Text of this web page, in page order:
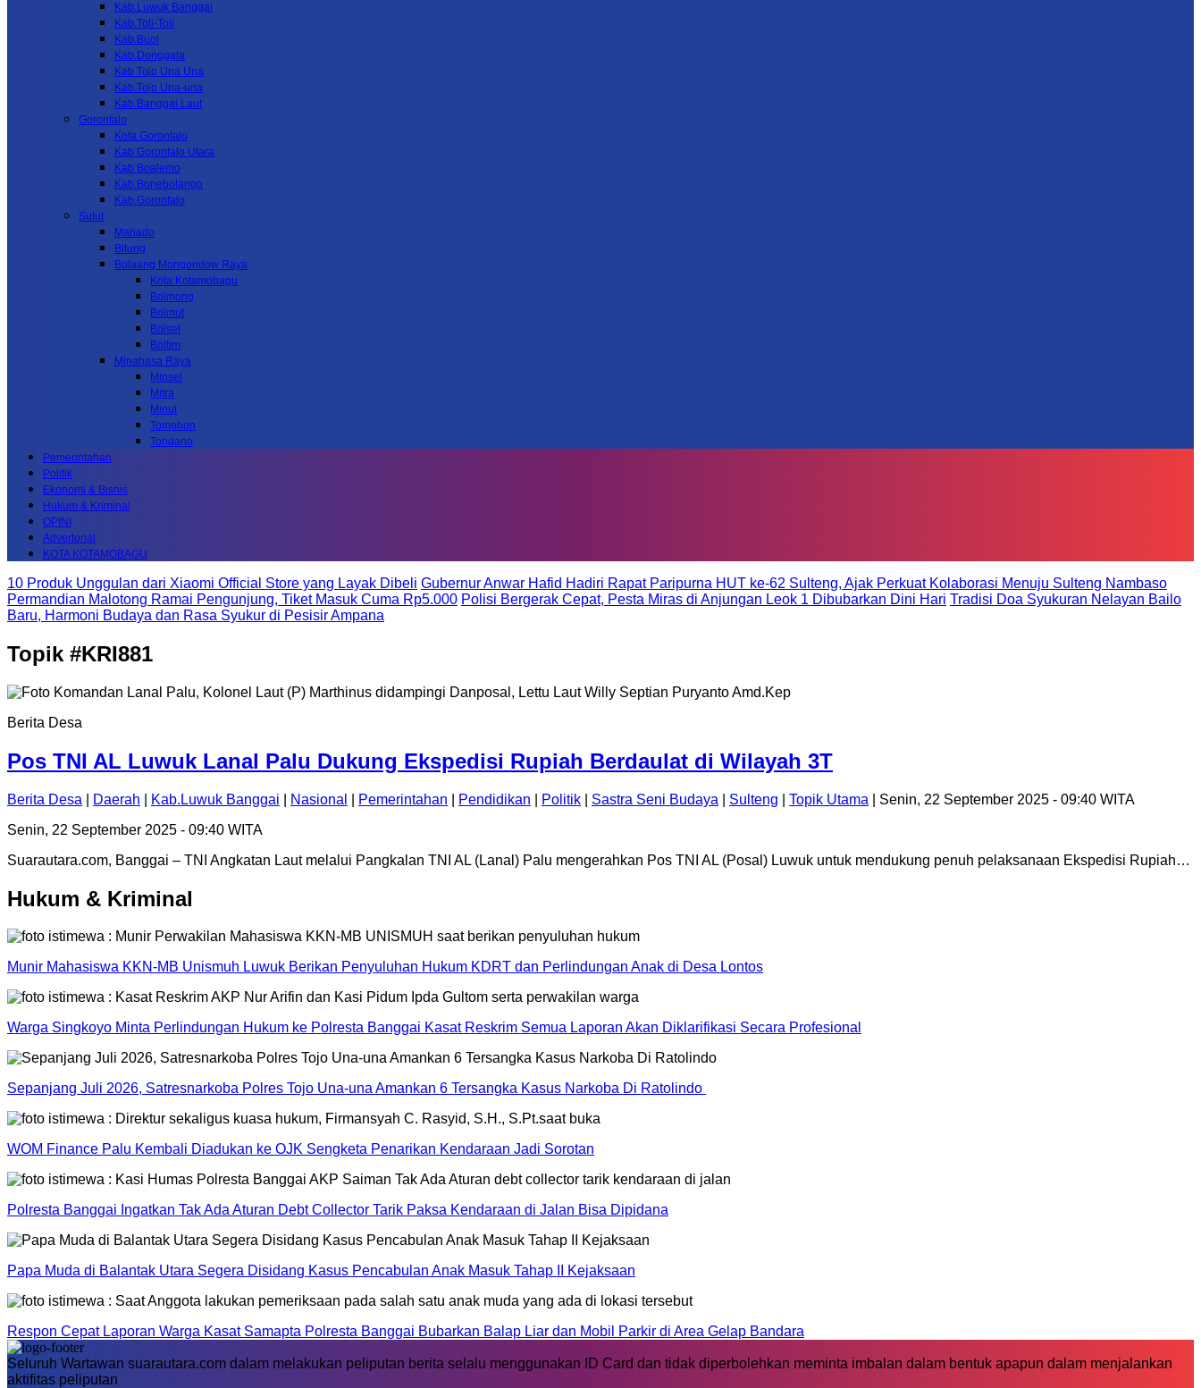
Kab.Luwuk Banggai
Kab.Toli-Toli
Kab.Buol
Kab.Donggala
Kab Tojo Una Una
Kab.Tojo Una-una
Kab.Banggai Laut
Gorontalo
Kota Gorontalo
Kab Gorontalo Utara
Kab Boalemo
Kab.Bonebolango
Kab.Gorontalo
Sulut
Manado
Bitung
Bolaang Mongondow Raya
Kota Kotamobagu
Bolmong
Bolmut
Bolsel
Boltim
Minahasa Raya
Minsel
Mitra
Minut
Tomohon
Tondano
Pemerintahan
Politik
Ekonomi & Bisnis
Hukum & Kriminal
OPINI
Advertorial
KOTA KOTAMOBAGU
10 Produk Unggulan dari Xiaomi Official Store yang Layak Dibeli Gubernur Anwar Hafid Hadiri Rapat Paripurna HUT ke-62 Sulteng, Ajak Perkuat Kolaborasi Menuju Sulteng Nambaso
Permandian Malotong Ramai Pengunjung, Tiket Masuk Cuma Rp5.000 Polisi Bergerak Cepat, Pesta Miras di Anjungan Leok 1 Dibubarkan Dini Hari Tradisi Doa Syukuran Nelayan Bailo
Baru, Harmoni Budaya dan Rasa Syukur di Pesisir Ampana
Topik #KRI881
Berita Desa
Pos TNI AL Luwuk Lanal Palu Dukung Ekspedisi Rupiah Berdaulat di Wilayah 3T
Berita Desa Daerah Kab.Luwuk Banggai Nasional Pemerintahan Pendidikan Politik Sastra Seni Budaya Sulteng Topik Utama | Senin, 22 September 2025 - 09:40 WITA
Senin, 22 September 2025 - 09:40 WITA
Suarautara.com, Banggai – TNI Angkatan Laut melalui Pangkalan TNI AL (Lanal) Palu mengerahkan Pos TNI AL (Posal) Luwuk untuk mendukung penuh pelaksanaan Ekspedisi Rupiah…
Hukum & Kriminal
Munir Mahasiswa KKN-MB Unismuh Luwuk Berikan Penyuluhan Hukum KDRT dan Perlindungan Anak di Desa Lontos
Warga Singkoyo Minta Perlindungan Hukum ke Polresta Banggai Kasat Reskrim Semua Laporan Akan Diklarifikasi Secara Profesional
Sepanjang Juli 2026, Satresnarkoba Polres Tojo Una-una Amankan 6 Tersangka Kasus Narkoba Di Ratolindo
WOM Finance Palu Kembali Diadukan ke OJK Sengketa Penarikan Kendaraan Jadi Sorotan
Polresta Banggai Ingatkan Tak Ada Aturan Debt Collector Tarik Paksa Kendaraan di Jalan Bisa Dipidana
Papa Muda di Balantak Utara Segera Disidang Kasus Pencabulan Anak Masuk Tahap II Kejaksaan
Respon Cepat Laporan Warga Kasat Samapta Polresta Banggai Bubarkan Balap Liar dan Mobil Parkir di Area Gelap Bandara
Seluruh Wartawan suarautara.com dalam melakukan peliputan berita selalu menggunakan ID Card dan tidak diperbolehkan meminta imbalan dalam bentuk apapun dalam menjalankan
aktifitas peliputan